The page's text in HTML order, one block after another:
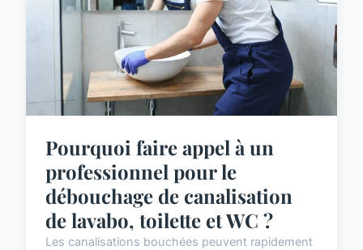
Pourquoi faire appel à un
professionnel pour le
débouchage de canalisation
de lavabo, toilette et WC ?
Les canalisations bouchées peuvent rapidement